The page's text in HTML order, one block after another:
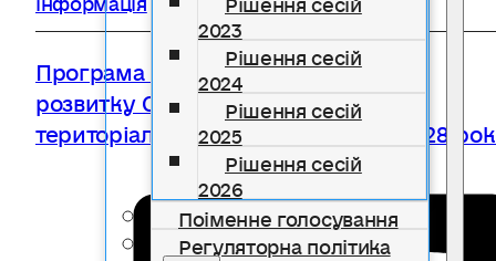
2023
Рішення сесій
2024
Рішення сесій
2025
Рішення сесій
2026
Поіменне голосування
Регуляторна політика
Програма соціально-економічного
розвитку Солотвинської селищної
територіальної громади на 2026-2028